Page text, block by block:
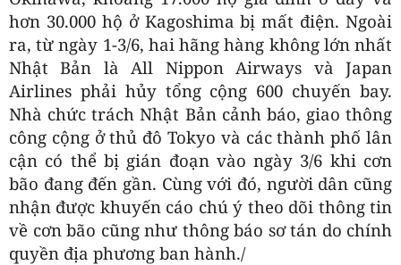
hơn 30.000 hộ ở Kagoshima bị mất điện. Ngoài
ra, từ ngày 1-3/6, hai hãng hàng không lớn nhất
Nhật Bản là All Nippon Airways và Japan
Airlines phải hủy tổng cộng 600 chuyến bay.
Nhà chức trách Nhật Bản cảnh báo, giao thông
công cộng ở thủ đô Tokyo và các thành phố lân
cận có thể bị gián đoạn vào ngày 3/6 khi cơn
bão đang đến gần. Cùng với đó, người dân cũng
nhận được khuyến cáo chú ý theo dõi thông tin
về cơn bão cũng như thông báo sơ tán do chính
quyền địa phương ban hành./